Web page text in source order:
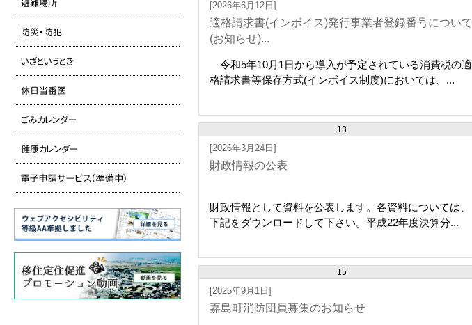
[2026年6月12日]
適格請求書(インボイス)発行事業者登録番号について
(お知らせ)...
令和5年10月1日から導入が予定されている消費税の適
格請求書等保存方式(インボイス制度)においては、...
13
[2026年3月24日]
財政情報の公表
財政情報として資料を公表します。各資料については、
下記をダウンロードして下さい。平成22年度決算分...
15
[2025年9月1日]
嘉島町消防団員募集のお知らせ